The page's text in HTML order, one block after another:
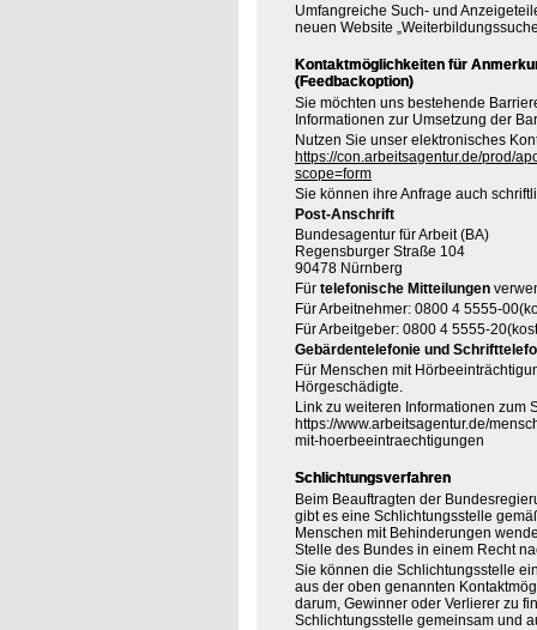
Umfangreiche Such- und
neuen Website
Kontaktmöglichkeiten für
(Feedbackoption)
Sie möchten uns bestehende
Informationen zur Umsetzung der
Nutzen Sie unser elektronisches
https://con.arbeitsagentur.de/prod/
scope=form
Sie können ihre Anfrage auch
Post-Anschrift
Bundesagentur für Arbeit (BA)
Regensburger Straße 104
90478 Nürnberg
Für telefonische Mitteilungen
Für Arbeitnehmer: 0800 4 5555-
Für Arbeitgeber: 0800 4 5555-
Gebärdentelefonie und
Für Menschen mit
Hörgeschädigte.
Link zu weiteren Informationen zum
https://www.arbeitsagentur.de/
mit-hoerbeeintraechtigungen
Schlichtungsverfahren
Beim Beauftragten der
gibt es eine Schlichtungsstelle
Menschen mit Behinderungen
Stelle des Bundes in einem Recht
Sie können die Schlichtungsstelle
aus der oben genannten
darum, Gewinner oder Verlierer zu
Schlichtungsstelle gemeinsam und